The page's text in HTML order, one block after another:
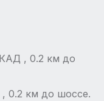
, 0.2 км до
0.2 км до шоссе.